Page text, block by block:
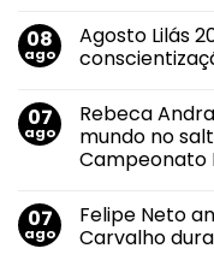
em
roteiro
de
principais
emissoras
do
Triângulo
em
Agosto
Branco:
uso
de
cigarros
eletrônicos
antecipa
lesões
pulmonares
08
ago
Agosto Lilás
em
Agosto
Lilás
2026:
transformar
em
proteção
07
ago
Rebeca
mundo no
Campeonato
em
Rebeca
Andrade
07
ago
Felipe Neto
Carvalho